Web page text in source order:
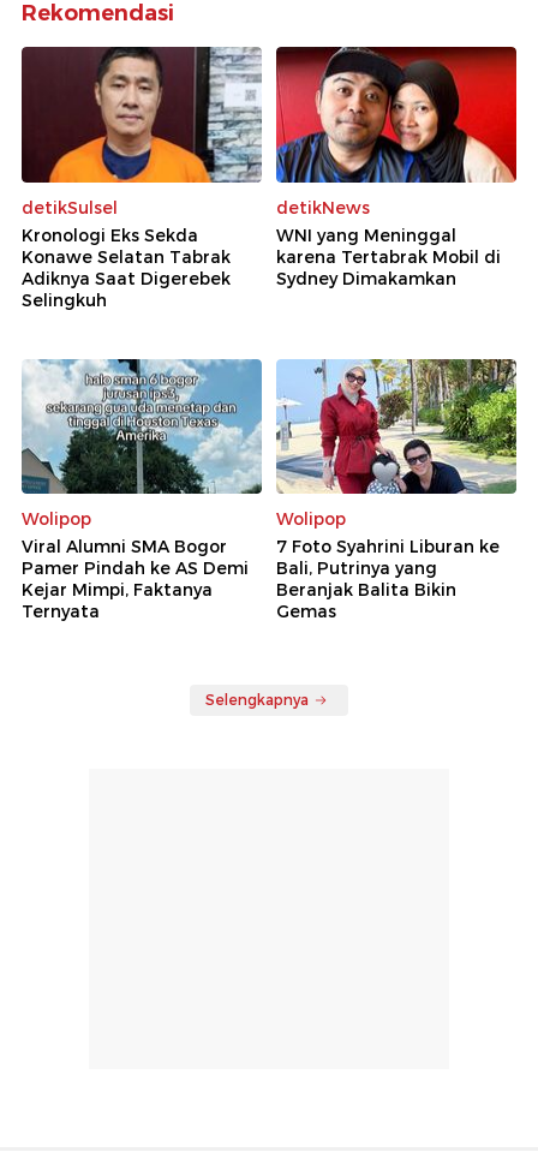
Rekomendasi
detikSulsel
Kronologi Eks Sekda
Konawe Selatan Tabrak
Adiknya Saat Digerebek
Selingkuh
detikNews
WNI yang Meninggal
karena Tertabrak Mobil di
Sydney Dimakamkan
Wolipop
Viral Alumni SMA Bogor
Pamer Pindah ke AS Demi
Kejar Mimpi, Faktanya
Ternyata
Wolipop
7 Foto Syahrini Liburan ke
Bali, Putrinya yang
Beranjak Balita Bikin
Gemas
Selengkapnya